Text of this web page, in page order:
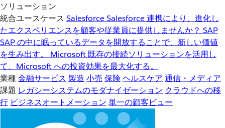
ソリューション
統合ユースケース SalesforceSalesforce 連携により、進化し
たエクスペリエンスを顧客や従業員に提供しませんか？ SAP
SAP の中に眠っているデータを開放することで、新しい価値
を生み出す。
Microsoft 既存の接続ソリューションを活用し
て、Microsoft への投資効果を最大化する。
業種金融サービス 製造 小売 保険 ヘルスケア 通信・メディア
課題 レガシーシステムのモダナイゼーション クラウドへの移
行 ビジネスオートメーション 単一の顧客ビュー